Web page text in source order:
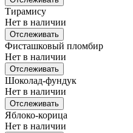
Тирамису
Нет в наличии
Отслеживать
Фисташковый пломбир
Нет в наличии
Отслеживать
Шоколад-фундук
Нет в наличии
Отслеживать
Яблоко-корица
Нет в наличии